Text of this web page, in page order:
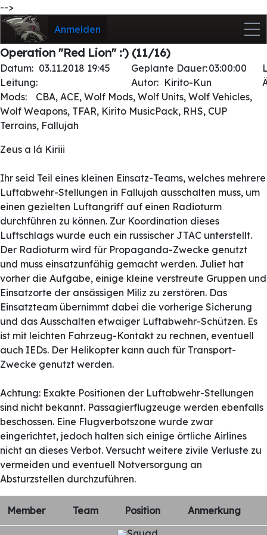
-->
Anmelden
Operation "Red Lion" :') (11/16)
Datum: 03.11.2018 19:45 Geplante Dauer:03:00:00
Leitung: Autor: Kirito-Kun
Mods:
CBA, ACE, Wolf Mods, Wolf Units, Wolf Vehicles,
Wolf Weapons, TFAR, Kirito MusicPack, RHS, CUP
Terrains, Fallujah
Zeus a lá Kiriii
Ihr seid Teil eines kleinen Einsatz-Teams, welches mehrere
Luftabwehr-Stellungen in Fallujah ausschalten muss, um
einen gezielten Luftangriff auf einen Radioturm
durchführen zu können. Zur Koordination dieses
Luftschlags wurde euch ein russischer JTAC unterstellt.
Der Radioturm wird für Propaganda-Zwecke genutzt
und muss einsatzunfähig gemacht werden. Juliet hat
vorher die Aufgabe, einige kleine verstreute Gruppen und
Einsatzorte der ansässigen Miliz zu zerstören. Das
Einsatzteam übernimmt dabei die vorherige Sicherung
und das Ausschalten etwaiger Luftabwehr-Schützen. Es
ist mit leichten Fahrzeug-Kontakt zu rechnen, eventuell
auch IEDs. Der Helikopter kann auch für Transport-
Zwecke genutzt werden.
Achtung: Exakte Positionen der Luftabwehr-Stellungen
sind nicht bekannt. Passagierflugzeuge werden ebenfalls
beschossen. Eine Flugverbotszone wurde zwar
eingerichtet, jedoch halten sich einige örtliche Airlines
nicht an dieses Verbot. Versucht weitere zivile Verluste zu
vermeiden und eventuell Notversorgung an
Absturzstellen durchzuführen.
Member Team Position Anmerkung